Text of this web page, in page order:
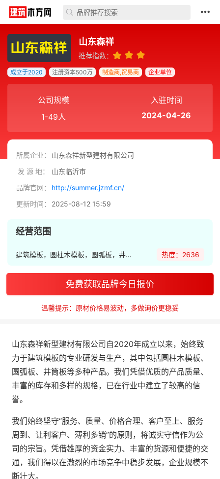
山东森祥
推荐指数：
成立于2020 注册资本500万 制造商,贸易商 企业单位
公司规模
1-49人
入驻时间
2024-04-26
所属企业：
山东森祥新型建材有限公司
发 源 地：
山东临沂市
品牌官网：
http://summer.jzmf.cn/
更新时间：
2025-08-12 15:59
经营范围
建筑模板，圆柱木模板，圆弧板，井筒板 建筑模板等产品 热度：2636
免费获取品牌今日报价
温馨提示：原材价格易波动，多做询价更稳妥
山东森祥新型建材有限公司自2020年成立以来，始终致
力于建筑模板的专业研发与生产，其中包括圆柱木模板、
圆弧板、井筒板等多种产品。我们凭借优质的产品质量、
丰富的库存和多样的规格，已在行业中建立了较高的信
誉。
我们始终坚守“服务、质量、价格合理、客户至上、服务
周到、让利客户、薄利多销”的原则，将诚实守信作为公
司的宗旨。凭借雄厚的资金实力、丰富的货源和便捷的交
通，我们得以在激烈的市场竞争中稳步发展，企业规模不
断壮大。